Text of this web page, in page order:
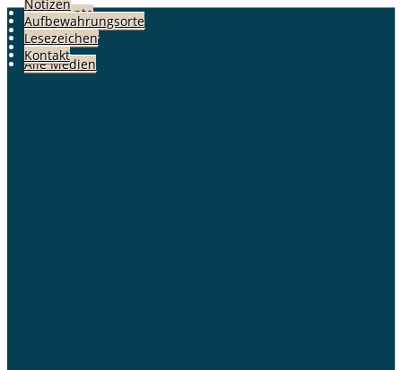
Dokumente
Geschichten
Alben
Alle Medien
Notizen
Aufbewahrungsorte
Lesezeichen
Kontakt